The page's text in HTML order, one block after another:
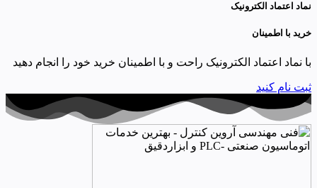
نماد اعتماد الکترونیک
خرید با اطمینان
با نماد اعتماد الکترونیک راحت و با اطمینان خرید خود را انجام دهید
ثبت نام کنید